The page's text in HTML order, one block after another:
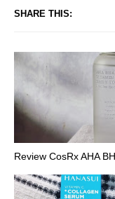
SHARE THIS:
Review CosRx AHA